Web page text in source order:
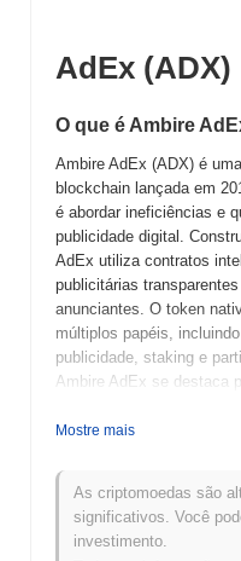
AdEx (ADX)
O que é Ambire
Ambire AdEx (ADX) é
blockchain lançada em
é abordar ineficiências e
publicidade digital.
AdEx utiliza contratos
publicitárias
anunciantes. O token
múltiplos papéis,
publicidade, staking e
Ambire AdEx se destaca
tecnologia blockchain.
custo-efetividade. Ao
e editores, a Ambire
diminuindo assim os
abordagem inovadora
Mostre mais
As criptomoedas são
significativos. Você
investimento.